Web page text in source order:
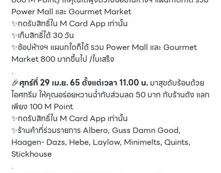
Power Mall และ Gourmet Market
✨กดรับสิทธิ์ใน M Card App เท่านั้น
✨เก็บสิทธิ์ได้ 30 วัน
✨ช้อปห้างฯ แผนกใดก็ได้ รวม Power Mall และ Gourmet
Market 800 บาทขึ้นไป /ใบเสร็จ
.
🎉ศุกร์ที่ 29 เม.ย. 65 ตั้งแต่เวลา 11.00 น. มาสุขดับร้อนด้วย
ไอศกรีม ให้คุณอร่อยหวานฉ่ำกับส่วนลด 50 บาท กับร้านดัง แลก
เพียง 100 M Point
✨กดรับสิทธิ์ใน M Card App เท่านั้น
✨ร้านค้าที่ร่วมรายการ Albero, Guss Damn Good,
Haagen- Dazs, Hebe, Laylow, Minimelts, Quints,
Stickhouse
.